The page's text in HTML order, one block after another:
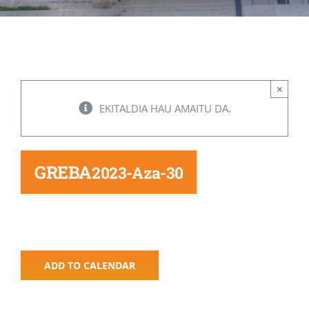
EKITALDIA HAU AMAITU DA.
×
GREBA2023-Aza-30
ADD TO CALENDAR